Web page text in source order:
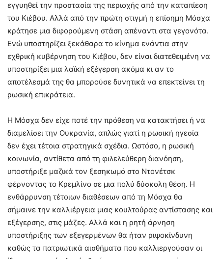
εγγυηθεί την προστασία της περιοχής από την καταπίεση
του Κιέβου. Αλλά από την πρώτη στιγμή η επίσημη Μόσχα
κράτησε μια διφορούμενη στάση απέναντι στα γεγονότα.
Ενώ υποστηρίζει ξεκάθαρα το κίνημα ενάντια στην
εχθρική κυβέρνηση του Κιέβου, δεν είναι διατεθειμένη να
υποστηρίξει μια λαϊκή εξέγερση ακόμα κι αν το
αποτέλεσμά της θα μπορούσε δυνητικά να επεκτείνει τη
ρωσική επικράτεια.
Η Μόσχα δεν είχε ποτέ την πρόθεση να κατακτήσει ή να
διαμελίσει την Ουκρανία, απλώς γιατί η ρωσική ηγεσία
δεν έχει τέτοια στρατηγικά σχέδια. Ωστόσο, η ρωσική
κοινωνία, αντίθετα από τη φιλελεύθερη διανόηση,
υποστήριξε μαζικά τον ξεσηκωμό στο Ντονέτσκ
φέρνοντας το Κρεμλίνο σε μια πολύ δύσκολη θέση. Η
ενθάρρυνση τέτοιων διαθέσεων από τη Μόσχα θα
σήμαινε την καλλιέργεια μιας κουλτούρας αντίστασης και
εξέγερσης, στις μάζες. Αλλά και η ρητή άρνηση
υποστήριξης των εξεγερμένων θα ήταν ριψοκίνδυνη
καθώς τα πατριωτικά αισθήματα που καλλιεργούσαν οι